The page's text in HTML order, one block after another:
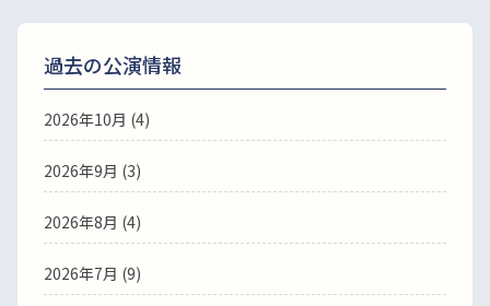
過去の公演情報
2026年10月 (4)
2026年9月 (3)
2026年8月 (4)
2026年7月 (9)